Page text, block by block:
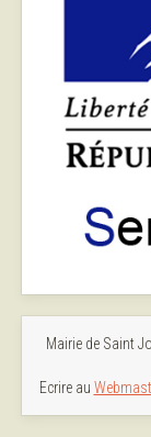
Mairie de Saint
Ecrire au